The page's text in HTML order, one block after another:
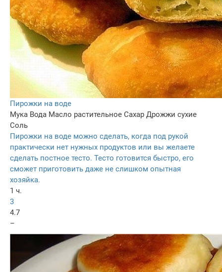
Пирожки на воде
Мука Вода Масло растительное Сахар Дрожжи сухие
Соль
Пирожки на воде можно сделать, когда под рукой
практически нет нужных продуктов или вы желаете
сделать постное тесто. Тесто готовится быстро, его
сможет приготовить даже не слишком опытная
хозяйка.
1 ч.
3
4.7
–